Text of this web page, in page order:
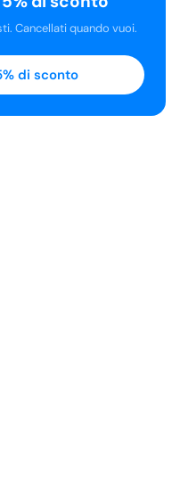
Cancellati quando vuoi.
di sconto